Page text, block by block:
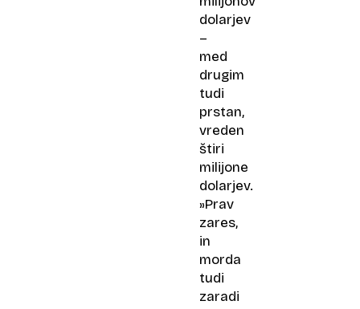
dolarjev
–
med
drugim
tudi
prstan,
vreden
štiri
milijone
dolarjev.
»Prav
zares,
in
morda
tudi
zaradi